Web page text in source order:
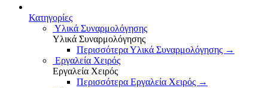
Κατηγορίες
Υλικά Συναρμολόγησης
Υλικά Συναρμολόγησης
Περισσότερα Υλικά Συναρμολόγησης →
Εργαλεία Χειρός
Εργαλεία Χειρός
Περισσότερα Εργαλεία Χειρός →